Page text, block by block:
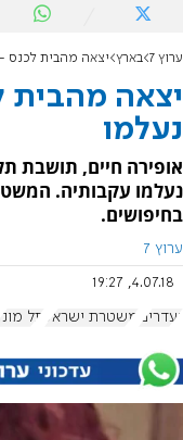
ערוץ 7 בארץ יצאה מהבית לכנס
יצאה מהבית
נעלמו
אופירה חיים, תושבת
נעלמו עקבותיה.
בחיפושים.
ערוץ 7
4.07.18, 19:27
נעדרים משטרת ישראל תל מונד